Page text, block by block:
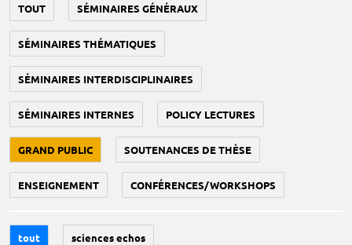
TOUT SÉMINAIRES GÉNÉRAUX
SÉMINAIRES THÉMATIQUES
SÉMINAIRES INTERDISCIPLINAIRES
SÉMINAIRES INTERNES POLICY LECTURES
GRAND PUBLIC SOUTENANCES DE THÈSE
ENSEIGNEMENT CONFÉRENCES/WORKSHOPS
tout sciences echos